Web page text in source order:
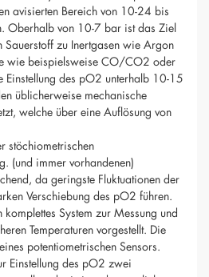
avisierten Bereich von 10-24 bis
Oberhalb von 10-7 bar ist das Ziel
Sauerstoff zu Inertgasen wie Argon
wie beispielsweise CO/CO2 oder
des pO2 unterhalb 10-15
üblicherweise mechanische
welche über eine Auflösung von
stöchiometrischen
(und immer vorhandenen)
da geringste Fluktuationen der
Verschiebung des pO2 führen.
System zur Messung und
Temperaturen vorgestellt. Die
potentiometrischen Sensors.
Einstellung des pO2 zwei